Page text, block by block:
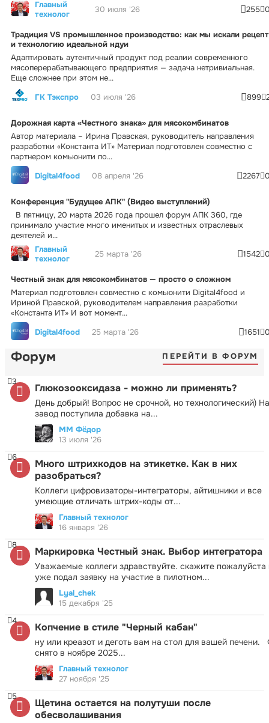
Главный
технолог
30 июля '26 255
Традиция VS промышленное производство: как мы искали рецепт
и технологию идеальной ндуи
Адаптировать аутентичный продукт под реалии современного
мясоперерабатывающего предприятия — задача нетривиальная.
Еще сложнее при этом не...
ГК Тэкспро
03 июля '26 899
Дорожная карта «Честного знака» для мясокомбинатов
Автор материала – Ирина Правская, руководитель направления
разработки «Константа ИТ» Материал подготовлен совместно с
партнером комьюнити по...
Digital4food
08 апреля '26 2267
Конференция "Будущее АПК" (Видео выступлений)
В пятницу, 20 марта 2026 года прошел форум АПК 360, где
принимало участие много именитых и известных отраслевых
деятелей и...
Главный
технолог
25 марта '26 1542
Честный знак для мясокомбинатов — просто о сложном
Материал подготовлен совместно с комьюнити Digital4food и
Ириной Правской, руководителем направления разработки
«Константа ИТ» И вот момент...
Digital4food
25 марта '26 1651
Форум ПЕРЕЙТИ В ФОРУМ
Глюкозооксидаза - можно ли применять?
День добрый! Вопрос не срочной, но технологический) На
завод поступила добавка на...
3
ММ Фёдор
13 июля '26
Много штрихкодов на этикетке. Как в них
разобраться?
Коллеги цифровизаторы-интеграторы, айтишники и все
умеющие отличать штрих-коды от...
6
Главный технолог
16 января '26
Маркировка Честный знак. Выбор интегратора
Уважаемые коллеги здравствуйте. скажите пожалуйста
уже подал заявку на участие в пилотном...
8
Lyal_chek
15 декабря '25
Копчение в стиле "Черный кабан"
ну или креазот и деготь вам на стол для вашей печени.
снято в ноябре 2025...
4
Главный технолог
27 ноября '25
Щетина остается на полутуши после
обесволашивания
5